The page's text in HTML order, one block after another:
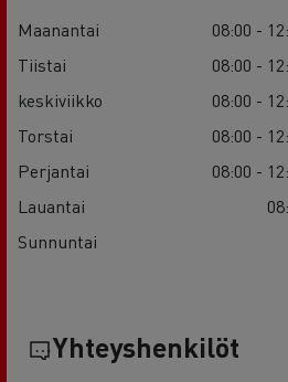
Maanantai
08:00 -
Tiistai
08:00 -
keskiviikko
08:00 -
Torstai
08:00 -
Perjantai
08:00 -
Lauantai
Sunnuntai
Yhteyshenkilöt